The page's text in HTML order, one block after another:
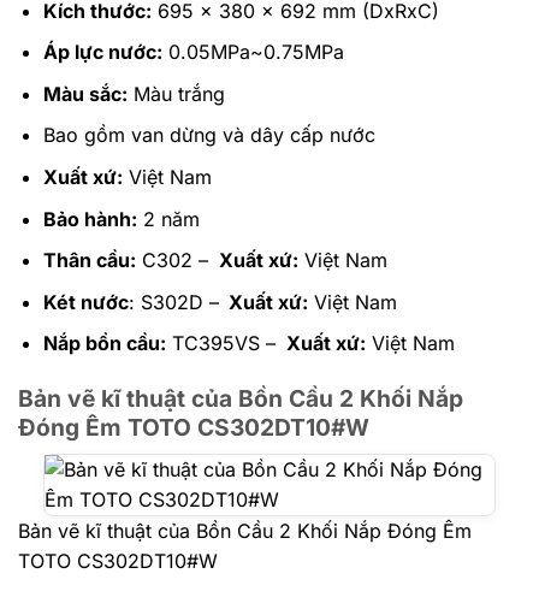
Kích thước: 695 x 380 x 692 mm (DxRxC)
Áp lực nước: 0.05MPa~0.75MPa
Màu sắc: Màu trắng
Bao gồm van dừng và dây cấp nước
Xuất xứ: Việt Nam
Bảo hành: 2 năm
Thân cầu: C302 – Xuất xứ: Việt Nam
Két nước: S302D –Xuất xứ: Việt Nam
Nắp bồn cầu: TC395VS – Xuất xứ: Việt Nam
Bản vẽ kĩ thuật của Bồn Cầu 2 Khối Nắp
Đóng Êm TOTO CS302DT10#W
Bản vẽ kĩ thuật của Bồn Cầu 2 Khối Nắp Đóng Êm
TOTO CS302DT10#W